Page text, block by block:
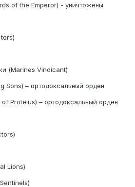
of the Emperor) - уничтожены
(Marines Vindicant)
Sons) – ортодоксальный орден
Protelus) – ортодоксальный орден
Lions)